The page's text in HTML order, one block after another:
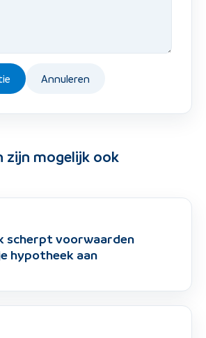
Annuleren
zijn mogelijk ook
scherpt voorwaarden
hypotheek aan